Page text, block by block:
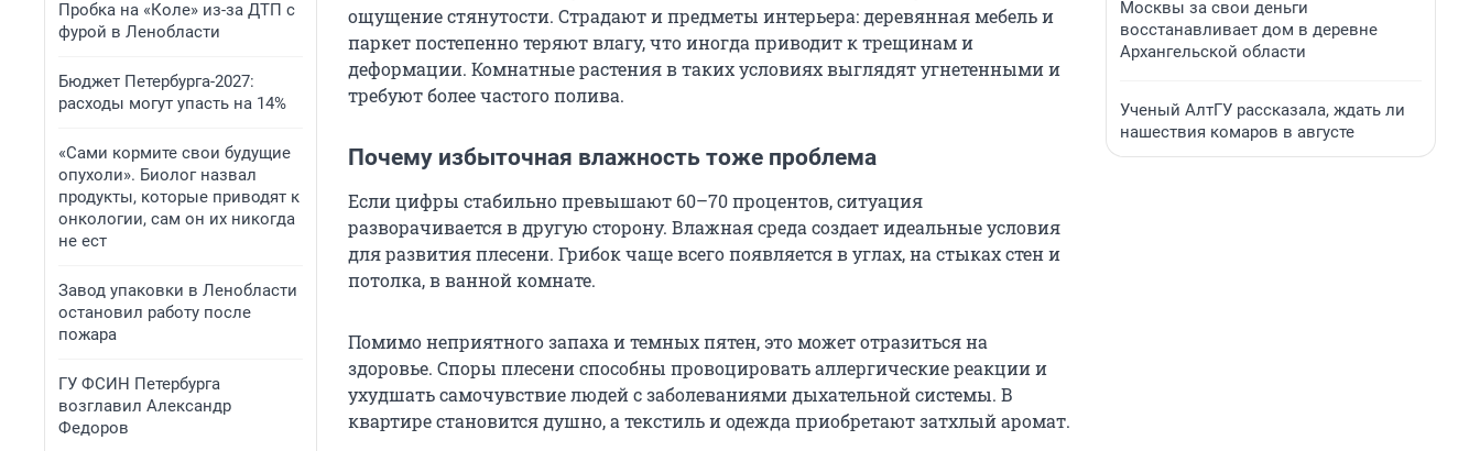
Пробка на «Коле» из-за ДТП с
фурой в Ленобласти
Бюджет Петербурга-2027:
расходы могут упасть на 14%
«Сами кормите свои будущие
опухоли». Биолог назвал
продукты, которые приводят к
онкологии, сам он их никогда
не ест
Завод упаковки в Ленобласти
остановил работу после
пожара
ГУ ФСИН Петербурга
возглавил Александр
Федоров
ощущение стянутости. Страдают и предметы интерьера: деревянная мебель и
паркет постепенно теряют влагу, что иногда приводит к трещинам и
деформации. Комнатные растения в таких условиях выглядят угнетенными и
требуют более частого полива.
Почему избыточная влажность тоже проблема
Если цифры стабильно превышают 60–70 процентов, ситуация
разворачивается в другую сторону. Влажная среда создает идеальные условия
для развития плесени. Грибок чаще всего появляется в углах, на стыках стен и
потолка, в ванной комнате.
Помимо неприятного запаха и темных пятен, это может отразиться на
здоровье. Споры плесени способны провоцировать аллергические реакции и
ухудшать самочувствие людей с заболеваниями дыхательной системы. В
квартире становится душно, а текстиль и одежда приобретают затхлый аромат.
Москвы за свои деньги
восстанавливает дом в деревне
Архангельской области
Ученый АлтГУ рассказала, ждать ли
нашествия комаров в августе